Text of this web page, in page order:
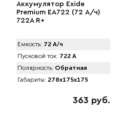
Аккумулятор Exide
Premium EA722 (72 А/ч)
722A R+
Емкость: 72 А/ч
Пусковой ток: 722 А
Полярность: Обратная
Габариты: 278x175x175
363 руб.